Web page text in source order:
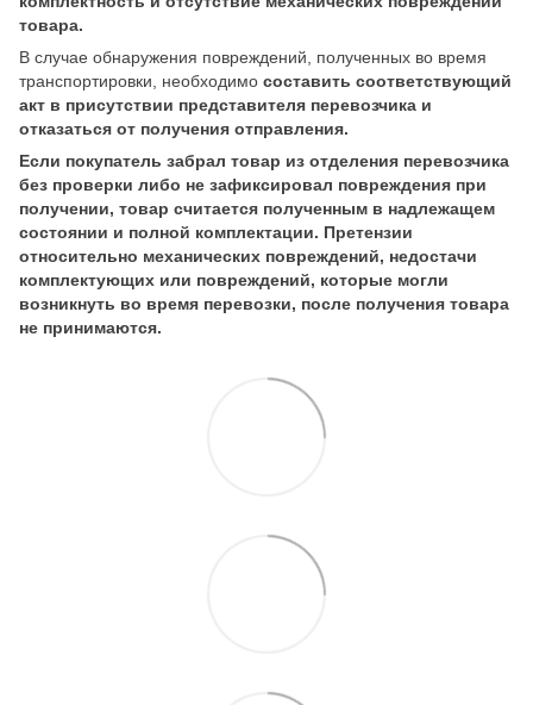
товара.
В случае обнаружения повреждений, полученных во время
транспортировки, необходимо составить соответствующий
акт в присутствии представителя перевозчика и
отказаться от получения отправления.
Если покупатель забрал товар из отделения перевозчика
без проверки либо не зафиксировал повреждения при
получении, товар считается полученным в надлежащем
состоянии и полной комплектации. Претензии
относительно механических повреждений, недостачи
комплектующих или повреждений, которые могли
возникнуть во время перевозки, после получения товара
не принимаются.